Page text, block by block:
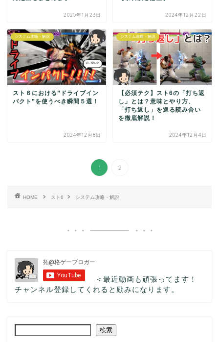
2025年1月23日 2024年12月22日
システム攻略・解説
スト６における”ドライブイン
パクト”を使うべき瞬間５選！
2024年12月8日
システム攻略・解説
【必須テク】スト6の「打ち返
し」とは？意味とやり方、
「打ち返し」を巡る読み合い
を徹底解説！
2024年12月4日
1 2
HOME スト6 システム攻略・解説
＜最近動画も頑張ってます！
チャンネル登録してくれると励みになります。
検索